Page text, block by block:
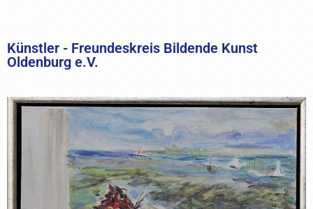
Künstler - Freundeskreis Bildende Kunst
Oldenburg e.V.